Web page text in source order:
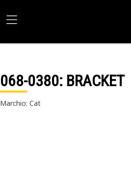
068-0380: BRACKET
Marchio: Cat